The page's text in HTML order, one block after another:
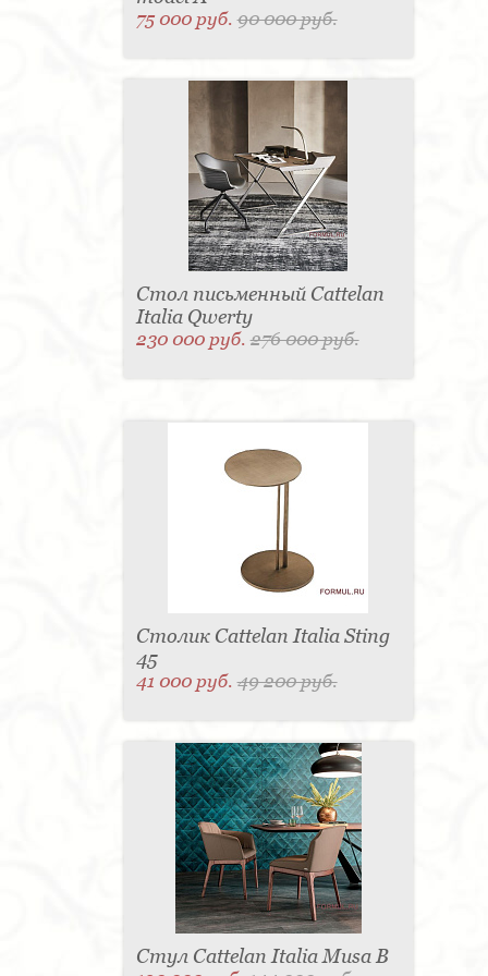
75 000 руб.90 000 руб.
Стол письменный Cattelan
Italia Qwerty
230 000 руб.276 000 руб.
Столик Cattelan Italia Sting
45
41 000 руб.49 200 руб.
Стул Cattelan Italia Musa B